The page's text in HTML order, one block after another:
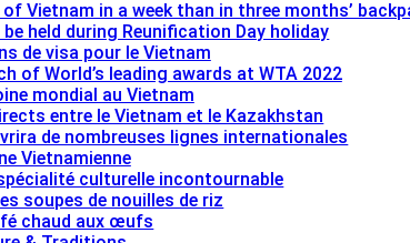
Vietnam in a week than in three months’
held during Reunification Day holiday
de visa pour le Vietnam
of World’s leading awards at WTA 2022
mondial au Vietnam
entre le Vietnam et le Kazakhstan
de nombreuses lignes internationales
Vietnamienne
culturelle incontournable
soupes de nouilles de riz
chaud aux œufs